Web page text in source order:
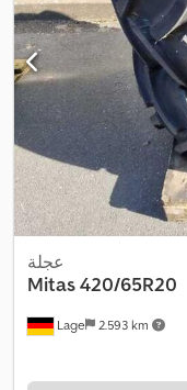
Lage 2.593 km
عجلة
Mitas420/65R20